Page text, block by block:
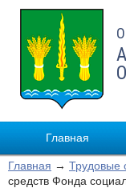
Главная
Главная → Трудовые
средств Фонда